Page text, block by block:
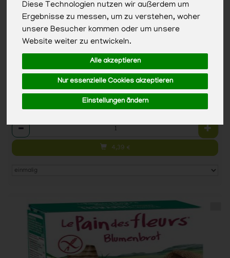
Diese Technologien nutzen wir außerdem um
Ergebnisse zu messen, um zu verstehen, woher
unsere Besucher kommen oder um unsere
Website weiter zu entwickeln.
Alle akzeptieren
Nur essenzielle Cookies akzeptieren
Einstellungen ändern
1 * 150g (29,27 € / 1 kg)
150g
Anzahl
4,39 €